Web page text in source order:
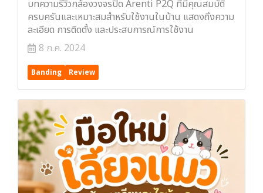
บทความรีวิวกล้องวงจรปิด Arenti P2Q ที่มีคุณสมบัติ
ครบครันและเหมาะสมสำหรับใช้งานในบ้าน แสดงถึงความ
ละเอียด การติดตั้ง และประสบการณ์การใช้งาน
8 ก.ค. 2024
Banding Review